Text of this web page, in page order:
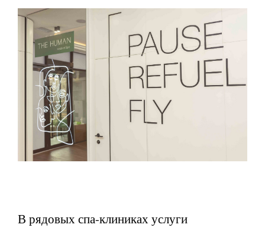
В рядовых спа-клиниках услуги